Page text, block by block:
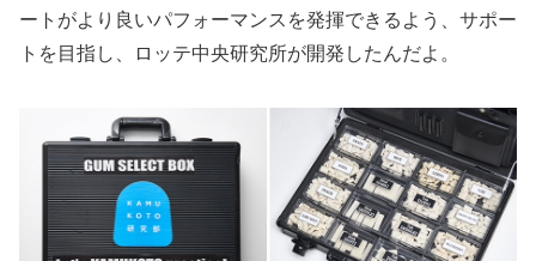
ートがより良いパフォーマンスを発揮できるよう、サポー
トを目指し、ロッテ中央研究所が開発したんだよ。